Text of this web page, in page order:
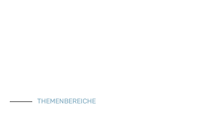
THEMENBEREICHE